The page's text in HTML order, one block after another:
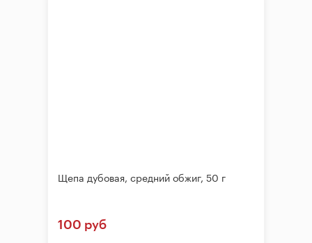
Щепа дубовая, средний обжиг, 50 г
100 руб